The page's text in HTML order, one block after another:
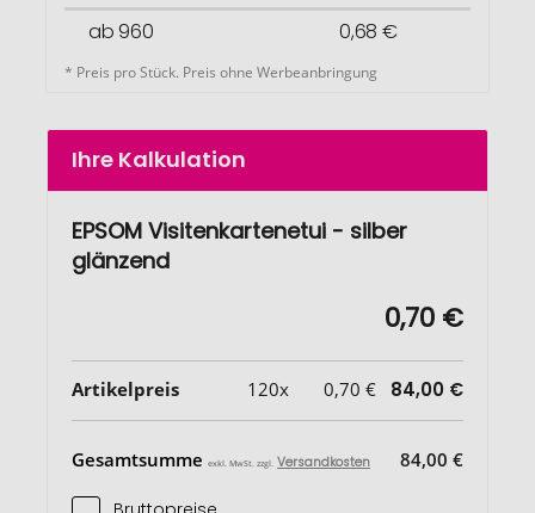
ab 960
0,68 €
* Preis pro Stück. Preis ohne Werbeanbringung
Ihre Kalkulation
EPSOM Visitenkartenetui - silber
glänzend
0,70 €
Artikelpreis 120x 0,70 € 84,00 €
Gesamtsumme exkl. MwSt. zzgl. Versandkosten 84,00 €